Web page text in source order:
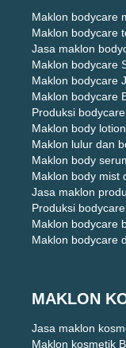
Maklon bodycare
Maklon bodycare
Jasa maklon
Maklon bodycare
Maklon bodycare
Maklon bodycare
Produksi
Maklon body
Maklon lulur dan
Maklon body
Maklon body mist
Jasa maklon
Produksi
Maklon bodycare
Maklon bodycare
MAKLON
Jasa maklon
Maklon kosmetik